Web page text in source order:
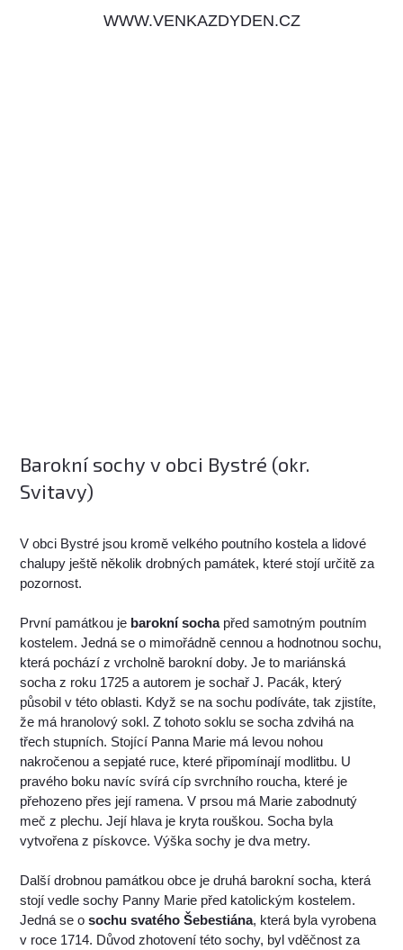
WWW.VENKAZDYDEN.CZ
Barokní sochy v obci Bystré (okr.
Svitavy)
V obci Bystré jsou kromě velkého poutního kostela a lidové
chalupy ještě několik drobných památek, které stojí určitě za
pozornost.
První památkou je barokní sochapřed samotným poutním
kostelem. Jedná se o mimořádně cennou a hodnotnou sochu,
která pochází z vrcholně barokní doby. Je to mariánská
socha z roku 1725 a autorem je sochař J. Pacák, který
působil v této oblasti. Když se na sochu podíváte, tak zjistíte,
že má hranolový sokl. Z tohoto soklu se socha zdvihá na
třech stupních. Stojící Panna Marie má levou nohou
nakročenou a sepjaté ruce, které připomínají modlitbu. U
pravého boku navíc svírá cíp svrchního roucha, které je
přehozeno přes její ramena. V prsou má Marie zabodnutý
meč z plechu. Její hlava je kryta rouškou. Socha byla
vytvořena z pískovce. Výška sochy je dva metry.
Další drobnou památkou obce je druhá barokní socha, která
stojí vedle sochy Panny Marie před katolickým kostelem.
Jedná se osochu svatého Šebestiána, která byla vyrobena
v roce 1714. Důvod zhotovení této sochy, byl vděčnost za